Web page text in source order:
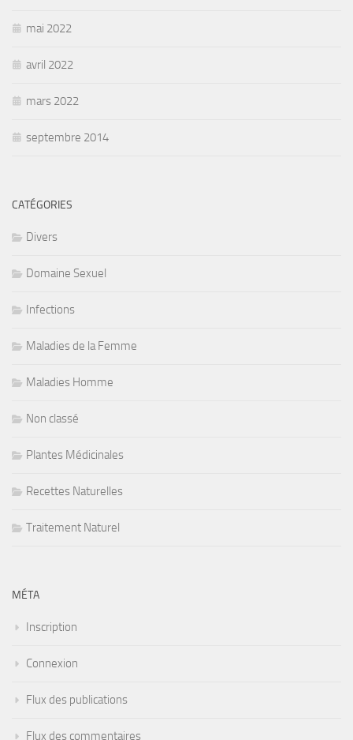
mai 2022
avril 2022
mars 2022
septembre 2014
CATÉGORIES
Divers
Domaine Sexuel
Infections
Maladies de la Femme
Maladies Homme
Non classé
Plantes Médicinales
Recettes Naturelles
Traitement Naturel
MÉTA
Inscription
Connexion
Flux des publications
Flux des commentaires